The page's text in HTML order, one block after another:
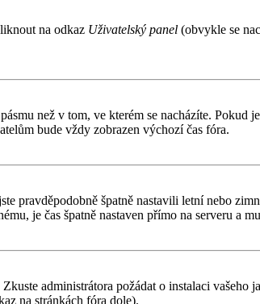
na odkaz Uživatelský panel (obvykle se
než v tom, ve kterém se nacházíte. Pokud
bude vždy zobrazen výchozí čas fóra.
pravděpodobně špatně nastavili letní nebo
je čas špatně nastaven přímo na serveru a
administrátora požádat o instalaci vašeho
na stránkách fóra dole).